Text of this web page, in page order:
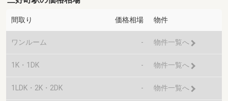
間取り 価格相場 物件
ワンルーム - 物件一覧へ
1K・1DK - 物件一覧へ
1LDK・2K・2DK - 物件一覧へ